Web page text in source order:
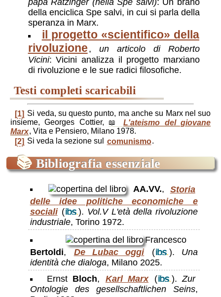
papa Ratzinger (nellaSpe salvi): Un brano
della enciclica Spe salvi, in cui si parla della
speranza in Marx.
il progetto «scientifico» della
rivoluzione , un articolo di Roberto
Vicini: Vicini analizza il progetto marxiano
di rivoluzione e le sue radici filosofiche.
[1] Si veda, su questo punto, ma anche su Marx nel suo
insieme, Georges Cottier,
L'ateismo del giovane
Marx, Vita e Pensiero, Milano 1978.
[2] Si veda la sezione sul comunismo.
📚 Bibliografia essenziale
AA.VV.,
Storia
delle idee politiche economiche e
sociali ( ). Vol.V L'età della rivoluzione
industriale, Torino 1972.
Francesco
Bertoldi, De Lubac oggi ( ). Una
identità che dialoga, Milano 2025.
Ernst Bloch, Karl Marx ( ). Zur
Ontologie des gesellschaftlichen Seins,